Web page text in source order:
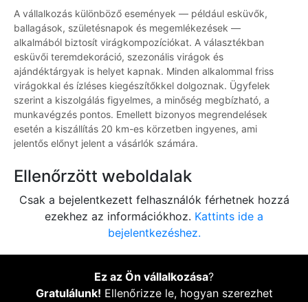
A vállalkozás különböző események — például esküvők,
ballagások, születésnapok és megemlékezések —
alkalmából biztosít virágkompozíciókat. A választékban
esküvői teremdekoráció, szezonális virágok és
ajándéktárgyak is helyet kapnak. Minden alkalommal friss
virágokkal és ízléses kiegészítőkkel dolgoznak. Ügyfelek
szerint a kiszolgálás figyelmes, a minőség megbízható, a
munkavégzés pontos. Emellett bizonyos megrendelések
esetén a kiszállítás 20 km-es körzetben ingyenes, ami
jelentős előnyt jelent a vásárlók számára.
Ellenőrzött weboldalak
Csak a bejelentkezett felhasználók férhetnek hozzá
ezekhez az információkhoz. Kattints ide a
bejelentkezéshez.
Ez az Ön vállalkozása?
Gratulálunk! Ellenőrizze le, hogyan szerezhet